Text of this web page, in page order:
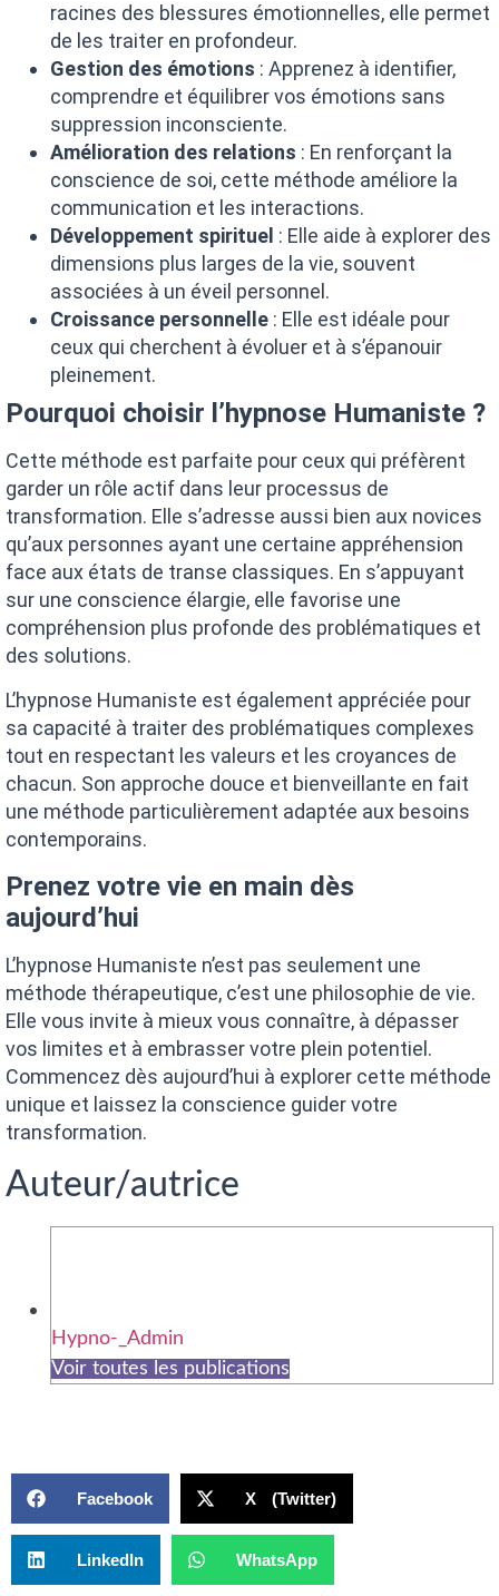
racines des blessures émotionnelles, elle permet
de les traiter en profondeur.
Gestion des émotions : Apprenez à identifier,
comprendre et équilibrer vos émotions sans
suppression inconsciente.
Amélioration des relations : En renforçant la
conscience de soi, cette méthode améliore la
communication et les interactions.
Développement spirituel : Elle aide à explorer des
dimensions plus larges de la vie, souvent
associées à un éveil personnel.
Croissance personnelle : Elle est idéale pour
ceux qui cherchent à évoluer et à s’épanouir
pleinement.
Pourquoi choisir l’hypnose Humaniste ?
Cette méthode est parfaite pour ceux qui préfèrent
garder un rôle actif dans leur processus de
transformation. Elle s’adresse aussi bien aux novices
qu’aux personnes ayant une certaine appréhension
face aux états de transe classiques. En s’appuyant
sur une conscience élargie, elle favorise une
compréhension plus profonde des problématiques et
des solutions.
L’hypnose Humaniste est également appréciée pour
sa capacité à traiter des problématiques complexes
tout en respectant les valeurs et les croyances de
chacun. Son approche douce et bienveillante en fait
une méthode particulièrement adaptée aux besoins
contemporains.
Prenez votre vie en main dès
aujourd’hui
L’hypnose Humaniste n’est pas seulement une
méthode thérapeutique, c’est une philosophie de vie.
Elle vous invite à mieux vous connaître, à dépasser
vos limites et à embrasser votre plein potentiel.
Commencez dès aujourd’hui à explorer cette méthode
unique et laissez la conscience guider votre
transformation.
Auteur/autrice
Hypno-_Admin
Voir toutes les publications
Facebook X (Twitter)
LinkedIn WhatsApp